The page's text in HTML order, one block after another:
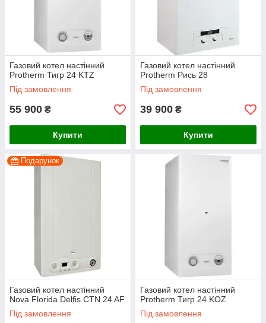
Газовий котел настінний
Protherm Тигр 24 KTZ
Під замовлення
55 900 ₴
Купити
Газовий котел настінний
Protherm Рись 28
Під замовлення
39 900 ₴
Купити
Подарунок
Газовий котел настінний
Nova Florida Delfis CTN 24 AF
Під замовлення
Газовий котел настінний
Protherm Тигр 24 KOZ
Під замовлення